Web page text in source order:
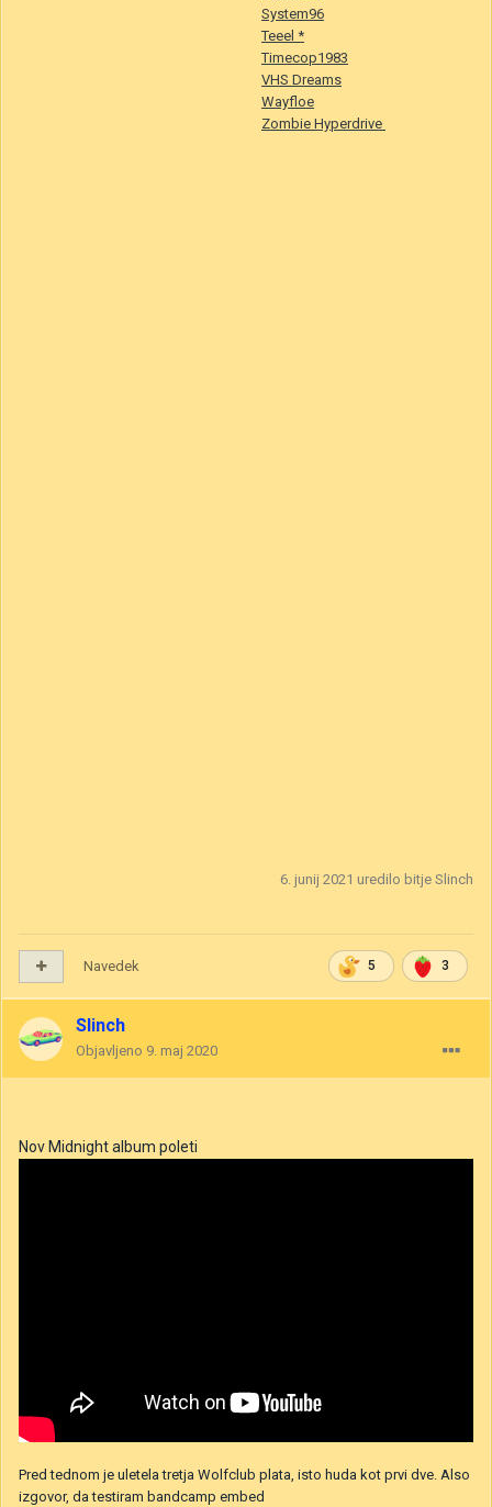
System96
Teeel *
Timecop1983
VHS Dreams
Wayfloe
Zombie Hyperdrive
6. junij 2021 uredilo bitje Slinch
5 3
Navedek
Slinch
Objavljeno 9. maj 2020
Nov Midnight album poleti
Pred tednom je uletela tretja Wolfclub plata, isto huda kot prvi dve. Also
izgovor, da testiram bandcamp embed